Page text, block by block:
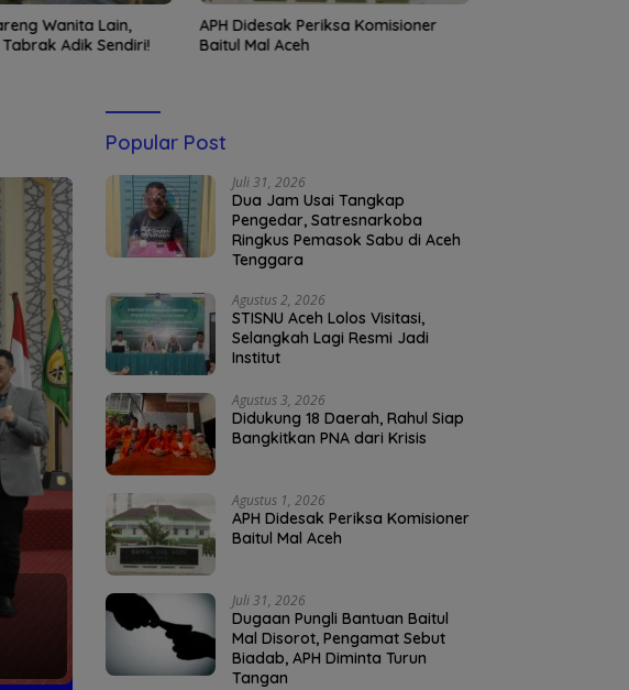
Wanita Lain,
Adik Sendiri!
APH Didesak Periksa Komisioner
Baitul Mal Aceh
Popular Post
Juli 31, 2026
Dua Jam Usai Tangkap
Pengedar, Satresnarkoba
Ringkus Pemasok Sabu di Aceh
Tenggara
Agustus 2, 2026
STISNU Aceh Lolos Visitasi,
Selangkah Lagi Resmi Jadi
Institut
Agustus 3, 2026
Didukung 18 Daerah, Rahul Siap
Bangkitkan PNA dari Krisis
Agustus 1, 2026
APH Didesak Periksa Komisioner
Baitul Mal Aceh
Juli 31, 2026
Dugaan Pungli Bantuan Baitul
Mal Disorot, Pengamat Sebut
Biadab, APH Diminta Turun
Tangan